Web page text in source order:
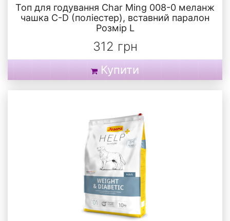
Топ для годування Char Ming 008-0 меланж
чашка C-D (поліестер), вставний паралон
Розмір L
312 грн
Купити